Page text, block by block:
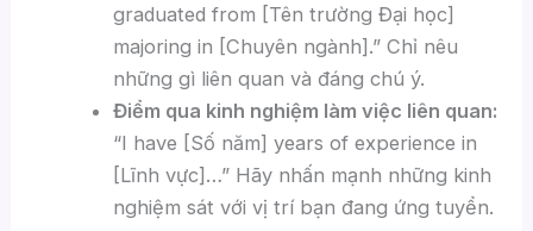
graduated from [Tên trường Đại học]
majoring in [Chuyên ngành].” Chỉ nêu
những gì liên quan và đáng chú ý.
Điểm qua kinh nghiệm làm việc liên quan:
“I have [Số năm] years of experience in
[Lĩnh vực]…” Hãy nhấn mạnh những kinh
nghiệm sát với vị trí bạn đang ứng tuyển.